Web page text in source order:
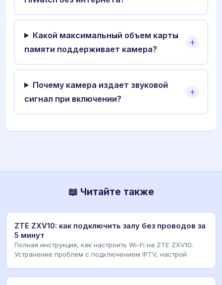
Какой максимальный объем карты
памяти поддерживает камера?
Почему камера издает звуковой
сигнал при включении?
📖 Читайте также
ZTE ZXV10: как подключить залу без проводов за
5 минут
Полная инструкция, как настроить Wi-Fi на ZTE ZXV10.
Устранение проблем с подключением IPTV, настрой